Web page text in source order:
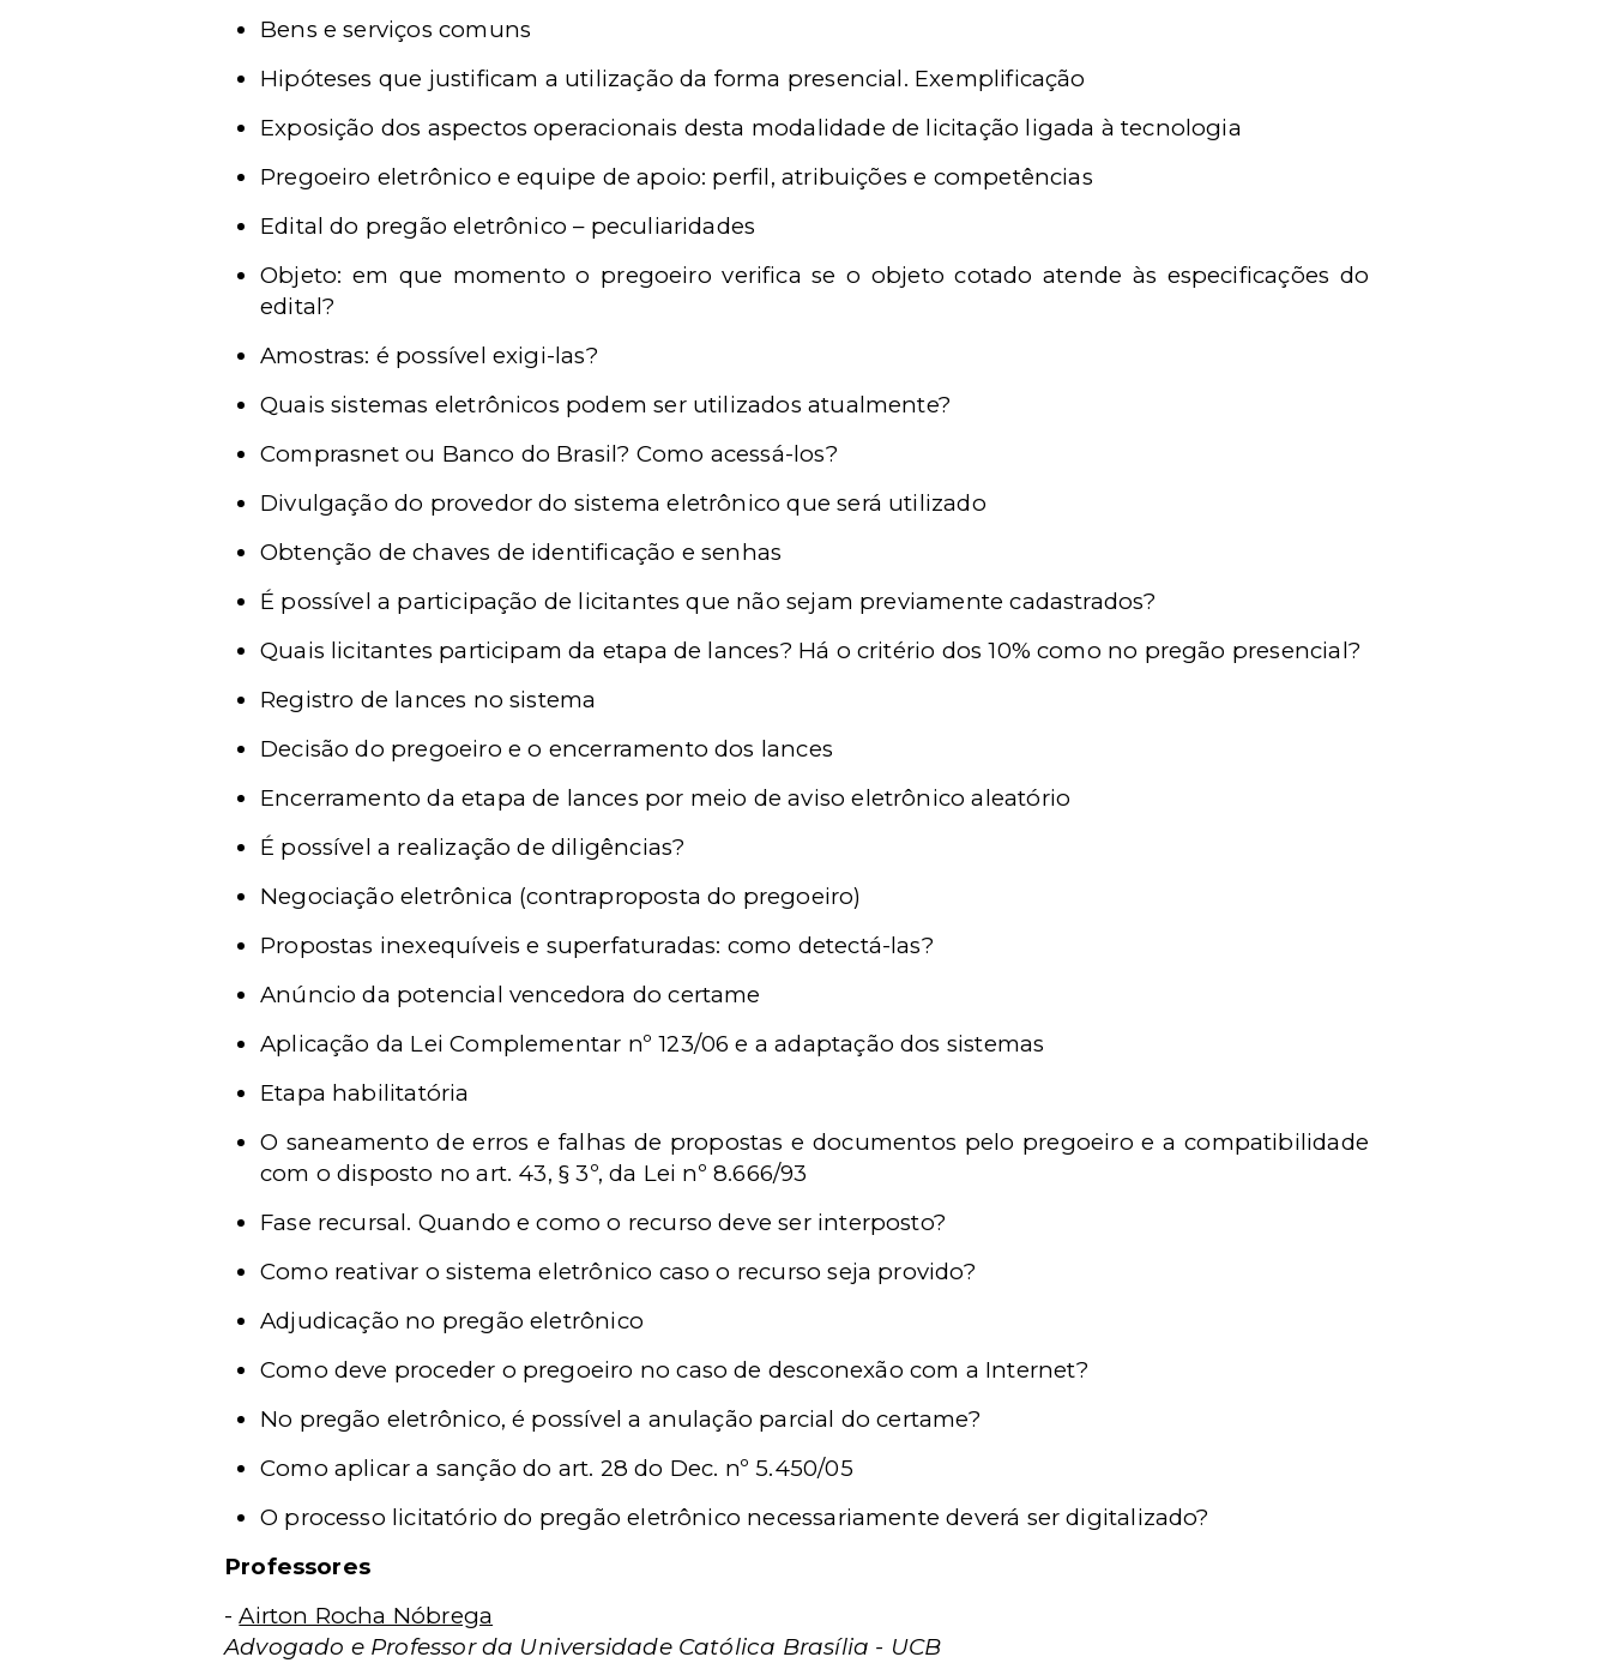
Bens e serviços comuns
Hipóteses que justificam a utilização da forma presencial. Exemplificação
Exposição dos aspectos operacionais desta modalidade de licitação ligada à tecnologia
Pregoeiro eletrônico e equipe de apoio: perfil, atribuições e competências
Edital do pregão eletrônico – peculiaridades
Objeto: em que momento o pregoeiro verifica se o objeto cotado atende às especificações do
edital?
Amostras: é possível exigi-las?
Quais sistemas eletrônicos podem ser utilizados atualmente?
Comprasnet ou Banco do Brasil? Como acessá-los?
Divulgação do provedor do sistema eletrônico que será utilizado
Obtenção de chaves de identificação e senhas
É possível a participação de licitantes que não sejam previamente cadastrados?
Quais licitantes participam da etapa de lances? Há o critério dos 10% como no pregão presencial?
Registro de lances no sistema
Decisão do pregoeiro e o encerramento dos lances
Encerramento da etapa de lances por meio de aviso eletrônico aleatório
É possível a realização de diligências?
Negociação eletrônica (contraproposta do pregoeiro)
Propostas inexequíveis e superfaturadas: como detectá-las?
Anúncio da potencial vencedora do certame
Aplicação da Lei Complementar nº 123/06 e a adaptação dos sistemas
Etapa habilitatória
O saneamento de erros e falhas de propostas e documentos pelo pregoeiro e a compatibilidade
com o disposto no art. 43, § 3º, da Lei nº 8.666/93
Fase recursal. Quando e como o recurso deve ser interposto?
Como reativar o sistema eletrônico caso o recurso seja provido?
Adjudicação no pregão eletrônico
Como deve proceder o pregoeiro no caso de desconexão com a Internet?
No pregão eletrônico, é possível a anulação parcial do certame?
Como aplicar a sanção do art. 28 do Dec. nº 5.450/05
O processo licitatório do pregão eletrônico necessariamente deverá ser digitalizado?
Professores
-Airton Rocha Nóbrega
Advogado e Professor da Universidade Católica Brasília - UCB